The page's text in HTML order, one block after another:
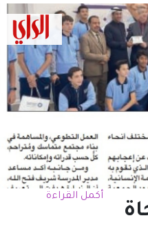
أكمل القراءة